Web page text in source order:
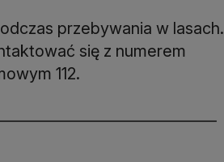
przebywania w lasach.
się z numerem
112.